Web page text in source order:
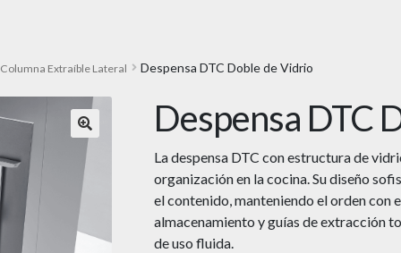
Columna Extraíble Lateral Despensa DTC Doble de Vidrio
🔍
Despensa DTC
La despensa DTC con estructura de
organización en la cocina. Su diseño
el contenido, manteniendo el orden con
almacenamiento y guías de extracción
de uso fluida.